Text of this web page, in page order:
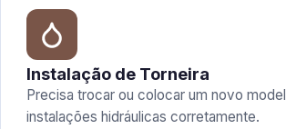
Instalação de Torneira
Precisa trocar ou colocar um novo
instalações hidráulicas corretamente.